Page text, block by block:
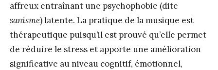
affreux entraînant une psychophobie (dite
sanisme) latente. La pratique de la musique est
thérapeutique puisqu’il est prouvé qu’elle permet
de réduire le stress et apporte une amélioration
significative au niveau cognitif, émotionnel,